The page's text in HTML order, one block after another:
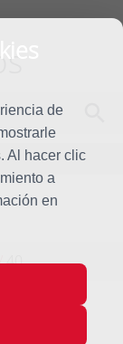
de
Al hacer clic
a
en
40
más de